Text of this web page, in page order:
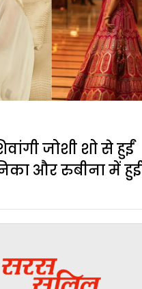
जोशी शो से हुईं
और रुबीना में हुई